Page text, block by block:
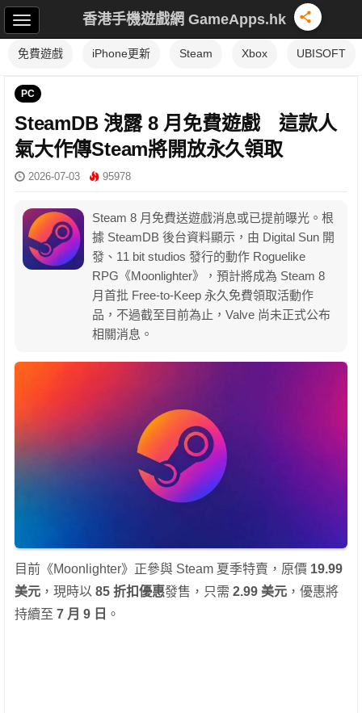
香港手機遊戲網 GameApps.hk
免費遊戲 iPhone更新 Steam Xbox UBISOFT
PC
SteamDB 洩露 8 月免費遊戲 這款人
氣大作傳Steam將開放永久領取
2026-07-03 95978
Steam 8 月免費送遊戲消息或已提前曝光。根
據 SteamDB 後台資料顯示，由 Digital Sun 開
發、11 bit studios 發行的動作 Roguelike
RPG《Moonlighter》，預計將成為 Steam 8
月首批 Free-to-Keep 永久免費領取活動作
品，不過截至目前為止，Valve 尚未正式公布
相關消息。
目前《Moonlighter》正參與 Steam 夏季特賣，原價 19.99
美元 ，現時以 85 折扣優惠發售，只需 2.99 美元 ，優惠將
持續至 7 月 9 日 。